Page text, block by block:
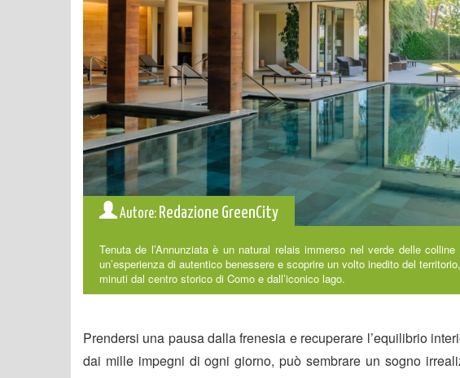
Autore: Redazione GreenCity
Tenuta de l’Annunziata è un natural relais immerso nel verde delle
un’esperienza di autentico benessere e scoprire un volto inedito del
minuti dal centro storico di Como e dall’iconico lago.
Prendersi una pausa dalla frenesia e recuperare l’equilibrio
dai mille impegni di ogni giorno, può sembrare un sogno